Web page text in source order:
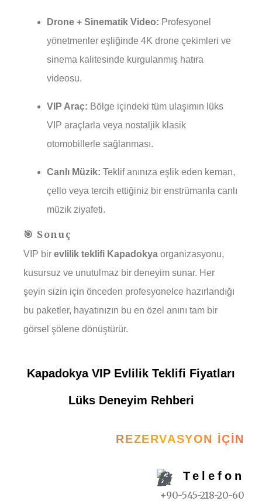
Drone + Sinematik Video: Profesyonel
yönetmenler eşliğinde 4K drone çekimleri ve
sinema kalitesinde kurgulanmış hatıra
videosu.
VIP Araç: Bölge içindeki tüm ulaşımın lüks
VIP araçlarla veya nostaljik klasik
otomobillerle sağlanması.
Canlı Müzik: Teklif anınıza eşlik eden keman,
çello veya tercih ettiğiniz bir enstrümanla canlı
müzik ziyafeti.
🎯 Sonuç
VIP bir evlilik teklifi Kapadokya organizasyonu,
kusursuz ve unutulmaz bir deneyim sunar. Her
şeyin sizin için önceden profesyonelce hazırlandığı
bu paketler, hayatınızın bu en özel anını tam bir
görsel şölene dönüştürür.
Kapadokya VIP Evlilik Teklifi Fiyatları
Lüks Deneyim Rehberi
REZERVASYON İÇIN
Telefon
+90-545-218-20-60